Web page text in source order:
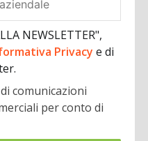
NEWSLETTER",
Privacye di
comunicazioni
per conto di